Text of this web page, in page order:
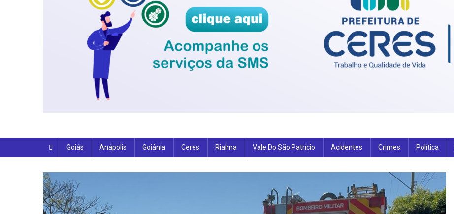
Goiás Anápolis Goiânia Ceres Rialma Vale Do São Patrício Acidentes Crimes Política